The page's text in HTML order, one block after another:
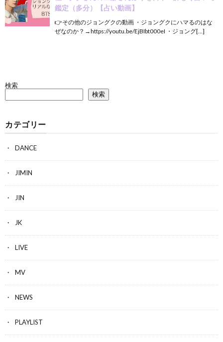
鑑定（多分）【占い動画】
👉その他のジョングクの動画 ・ジョングクにハマるのはな
ぜなのか？→https://youtu.be/EjBIbt000eI ・ジョング[…]
検索
検索
カテゴリー
DANCE
JIMIN
JIN
JK
LIVE
MV
NEWS
PLAYLIST